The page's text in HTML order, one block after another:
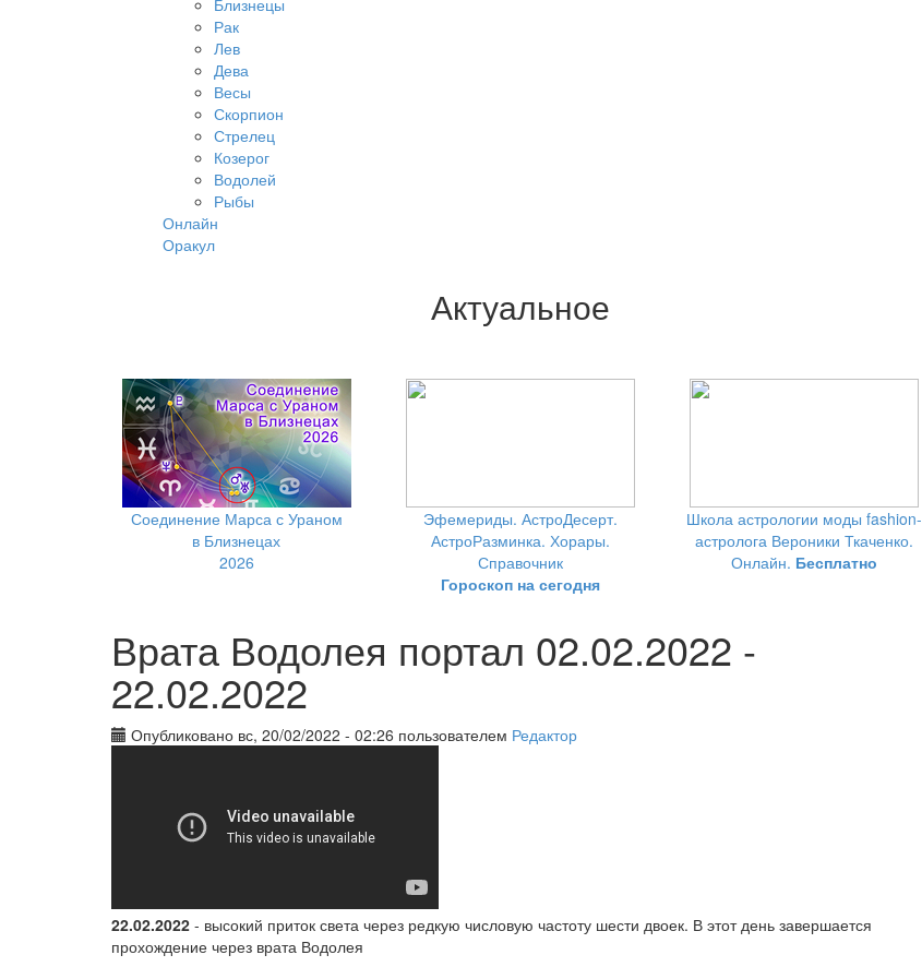
Близнецы
Рак
Лев
Дева
Весы
Скорпион
Стрелец
Козерог
Водолей
Рыбы
Онлайн
Оракул
Актуальное
Соединение Марса с Ураном
в Близнецах
2026
Эфемериды. АстроДесерт.
АстроРазминка. Хорары.
Справочник
Гороскоп на сегодня
Школа астрологии моды fashion-
астролога Вероники Ткаченко.
Онлайн. Бесплатно
Врата Водолея портал 02.02.2022 -
22.02.2022
Опубликовано вс, 20/02/2022 - 02:26 пользователем Редактор
22.02.2022 - высокий приток света через редкую числовую частоту шести двоек. В этот день завершается
прохождение через врата Водолея